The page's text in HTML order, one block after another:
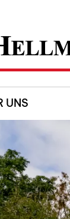
UNS